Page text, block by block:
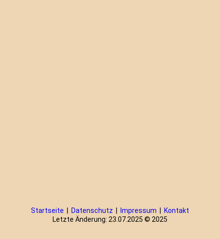
Startseite Datenschutz Impressum
Kontakt
Letzte Änderung: 23.07.2025 © 2025